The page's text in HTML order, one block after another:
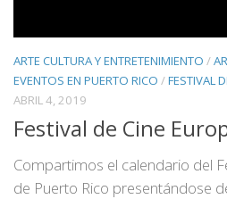
ARTE CULTURA Y ENTRETENIMIENTO /
EVENTOS EN PUERTO RICO /FESTIVAL
ABRIL 4, 2019
Festival de Cine
Compartimos el calendario del
de Puerto Rico presentándose